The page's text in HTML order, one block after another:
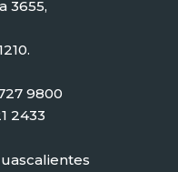
3655,
9800
2433